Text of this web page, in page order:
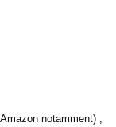
notamment) ,